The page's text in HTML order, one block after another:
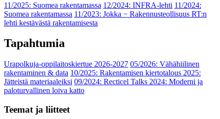
11/2025: Suomea rakentamassa 12/2024: INFRA-lehti 11/2024:
Suomea rakentamassa 11/2023: Jokka − Rakennusteollisuus RT:n
lehti kestävästä rakentamisesta
Tapahtumia
Urapolkuja-oppilaitoskiertue 2026-2027 05/2026: Vähähiilinen
rakentaminen & data 10/2025: Rakentamisen kiertotalous 2025:
Jätteistä materiaaleiksi 09/2024: Recticel Talks 2024: Moderni ja
paloturvallinen loiva katto
Teemat ja liitteet